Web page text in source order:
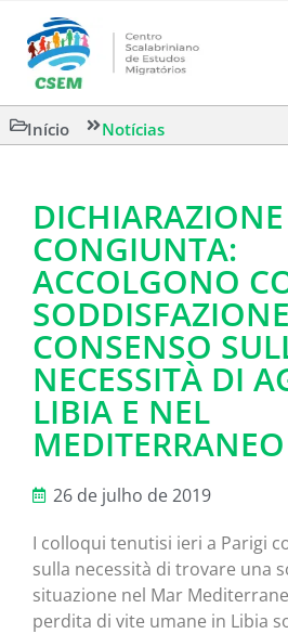
Início Notícias
DICHIARAZIONE
CONGIUNTA:
ACCOLGONO
CONSENSO
NECESSITÀ DI
LIBIA E NEL
MEDITERRANEO
26 de julho de 2019
I colloqui tenutisi ieri a Parigi
sulla necessità di trovare una
situazione nel Mar
perdita di vite umane in Libia